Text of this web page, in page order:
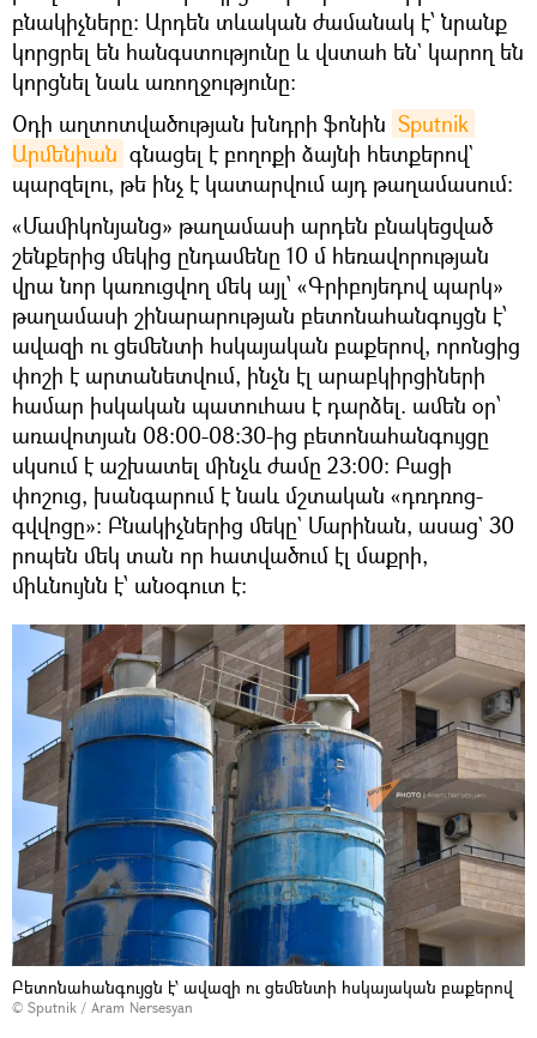
բնակիչները։ Արդեն տևական ժամանակ է՝ նրանք
կորցրել են հանգստությունը և վստահ են` կարող են
կորցնել նաև առողջությունը։
Օդի աղտոտվածության խնդրի ֆոնին Sputnik
Արմենիան գնացել է բողոքի ձայնի հետքերով`
պարզելու, թե ինչ է կատարվում այդ թաղամասում։
«Մամիկոնյանց» թաղամասի արդեն բնակեցված
շենքերից մեկից ընդամենը 10 մ հեռավորության
վրա նոր կառուցվող մեկ այլ՝ «Գրիբոյեդով պարկ»
թաղամասի շինարարության բետոնահանգույցն է՝
ավազի ու ցեմենտի հսկայական բաքերով, որոնցից
փոշի է արտանետվում, ինչն էլ արաբկիրցիների
համար իսկական պատուհաս է դարձել. ամեն օր՝
առավոտյան 08։00-08։30-ից բետոնահանգույցը
սկսում է աշխատել մինչև ժամը 23։00։ Բացի
փոշուց, խանգարում է նաև մշտական «դռդռոց-
գվվոցը»։ Բնակիչներից մեկը` Մարինան, ասաց` 30
րոպեն մեկ տան որ հատվածում էլ մաքրի,
միևնույնն է՝ անօգուտ է։
Բետոնահանգույցն է՝ ավազի ու ցեմենտի հսկայական բաքերով
© Sputnik / Aram Nersesyan